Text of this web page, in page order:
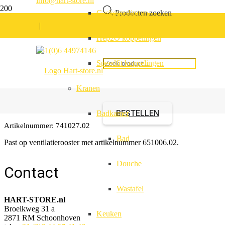
|
+31(0)6 44974146
Producten zoeken
BESTELLEN
Gaskoppelingen
Hep2O koppelingen
Speedfit koppelingen
Kranen
Badkamer
Bad
Douche
Wastafel
Keuken
Buitenkap voor
Artikelnummer: 741027.02
Past op ventilatierooster met artikelnummer 651006.02.
Contact
HART-STORE.nl
Broeikweg 31 a
2871 RM Schoonhoven